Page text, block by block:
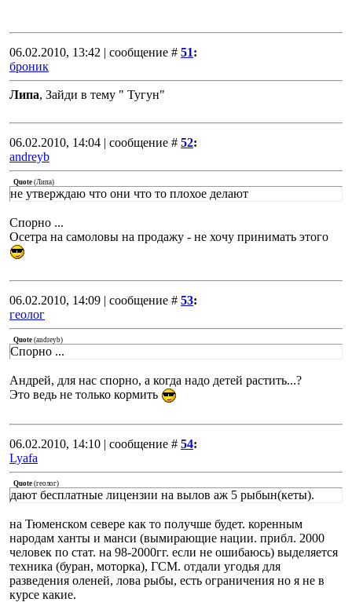
06.02.2010, 13:42 | сообщение # 51:
броник
Липа, Зайди в тему " Тугун"
06.02.2010, 14:04 | сообщение # 52:
andreyb
Quote (Липа)
не утверждаю что они что то плохое делают
Спорно ...
Осетра на самоловы на продажу - не хочу принимать этого
06.02.2010, 14:09 | сообщение # 53:
геолог
Quote (andreyb)
Спорно ...
Андрей, для нас спорно, а когда надо детей растить...?
Это ведь не только кормить
06.02.2010, 14:10 | сообщение # 54:
Lyafa
Quote (геолог)
дают бесплатные лицензии на вылов аж 5 рыбын(кеты).
на Тюменском севере как то получше будет. коренным
народам ханты и манси (вымирающие нации. прибл. 2000
человек по стат. на 98-2000гг. если не ошибаюсь) выделяется
техника (буран, моторка), ГСМ. отдали угодья для
разведения оленей, лова рыбы, есть ограничения но я не в
курсе какие.